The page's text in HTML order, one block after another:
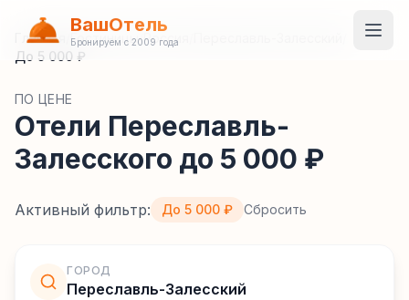
ВашОтель
Бронируем с 2009 года
Главная Гостиницы/Россия
До 5 000 ₽
ПО ЦЕНЕ
Отели Переславль-
Залесского до 5 000 ₽
Активный фильтр: До 5 000 ₽ Сбросить
ГОРОД
Переславль-Залесский